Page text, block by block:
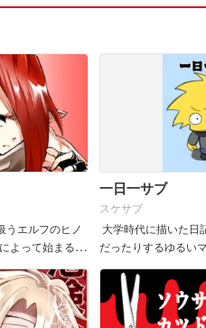
うエルフのヒノ
よって始まるお
一日一サブ
スケサブ
大学時代に描いた日
だったりするゆるい